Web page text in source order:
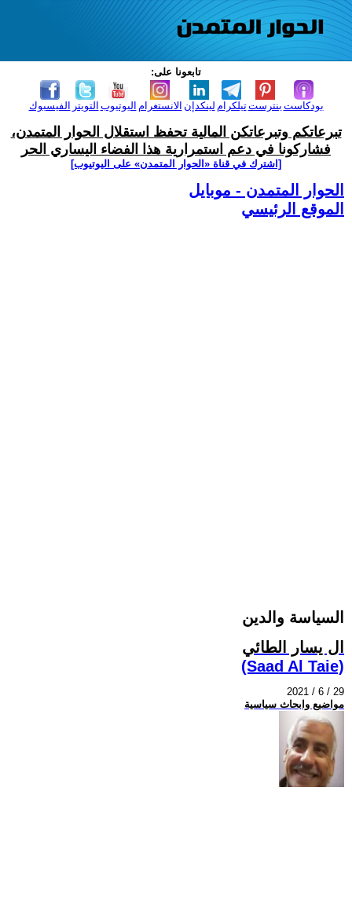
تابعونا على:
الفيسبوك التويتر اليوتيوب الانستغرام لينكدإن تيلكرامبنترست بودكاست
تبرعاتكم وتبرعاتكن المالية تحفظ استقلال الحوار المتمدن،
فشاركونا في دعم استمرارية هذا الفضاء اليساري الحر
[اشترك في قناة ‫«الحوار المتمدن» على اليوتيوب]
الحوار المتمدن - موبايل
الموقع الرئيسي
السياسة والدين
ال يسار الطائي
(Saad Al Taie)
2021 / 6 / 29
مواضيع وابحاث سياسية